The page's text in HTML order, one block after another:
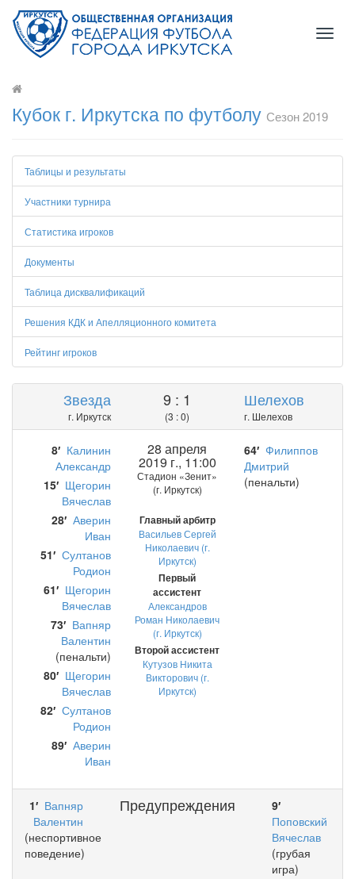
Кубок г. Иркутска по футболу Сезон 2019
Таблицы и результаты
Участники турнира
Статистика игроков
Документы
Таблица дисквалификаций
Решения КДК и Апелляционного комитета
Рейтинг игроков
Звезда
г. Иркутск
9 : 1
(3 : 0)
Шелехов
г. Шелехов
8′ Калинин
Александр
15′ Щегорин
Вячеслав
28′ Аверин
Иван
51′ Султанов
Родион
61′ Щегорин
Вячеслав
73′ Вапняр
Валентин
(пенальти)
80′ Щегорин
Вячеслав
82′ Султанов
Родион
89′ Аверин
Иван
28 апреля
2019 г., 11:00
Стадион «Зенит»
(г. Иркутск)
Главный арбитр
Васильев Сергей
Николаевич (г.
Иркутск)
Первый
ассистент
Александров
Роман Николаевич
(г. Иркутск)
Второй ассистент
Кутузов Никита
Викторович (г.
Иркутск)
64′ Филиппов
Дмитрий
(пенальти)
1′ Вапняр
Валентин
(неспортивное
поведение)
Предупреждения
9′
Поповский
Вячеслав
(грубая
игра)